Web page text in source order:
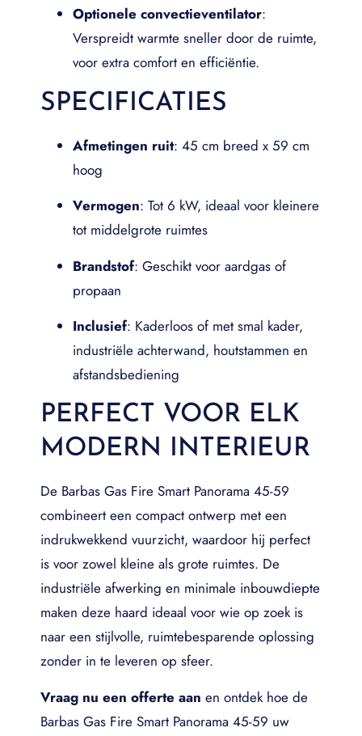
Optionele convectieventilator:
Verspreidt warmte sneller door de ruimte,
voor extra comfort en efficiëntie.
SPECIFICATIES
Afmetingen ruit: 45 cm breed x 59 cm
hoog
Vermogen: Tot 6 kW, ideaal voor kleinere
tot middelgrote ruimtes
Brandstof: Geschikt voor aardgas of
propaan
Inclusief: Kaderloos of met smal kader,
industriële achterwand, houtstammen en
afstandsbediening
PERFECT VOOR ELK
MODERN INTERIEUR
De Barbas Gas Fire Smart Panorama 45-59
combineert een compact ontwerp met een
indrukwekkend vuurzicht, waardoor hij perfect
is voor zowel kleine als grote ruimtes. De
industriële afwerking en minimale inbouwdiepte
maken deze haard ideaal voor wie op zoek is
naar een stijlvolle, ruimtebesparende oplossing
zonder in te leveren op sfeer.
Vraag nu een offerte aan en ontdek hoe de
Barbas Gas Fire Smart Panorama 45-59 uw